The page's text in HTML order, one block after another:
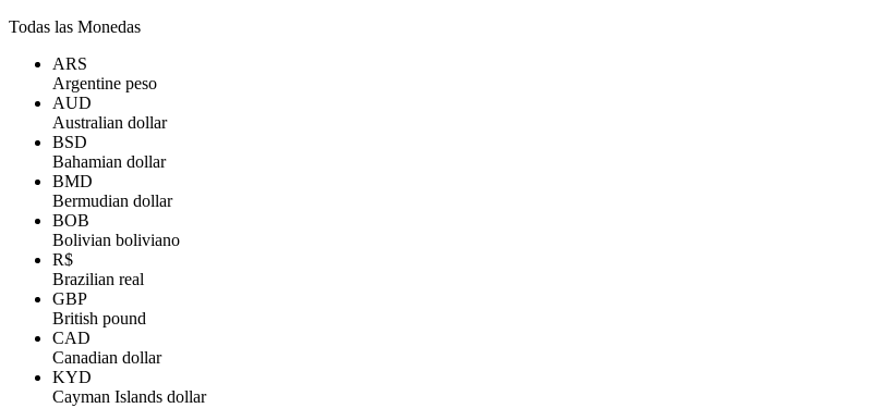
Todas las Monedas
ARS
Argentine peso
AUD
Australian dollar
BSD
Bahamian dollar
BMD
Bermudian dollar
BOB
Bolivian boliviano
R$
Brazilian real
GBP
British pound
CAD
Canadian dollar
KYD
Cayman Islands dollar